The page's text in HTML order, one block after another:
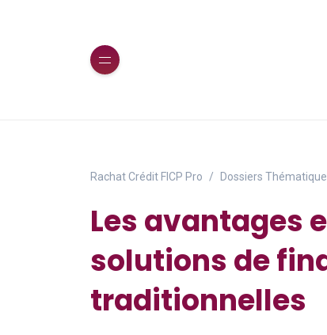
Rachat Crédit FICP Pro Dossiers
Les avantages
solutions de
traditionnelles